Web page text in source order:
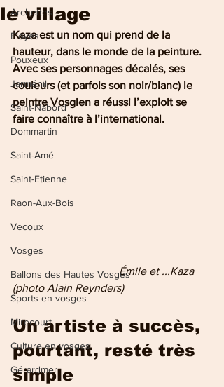
Archettes
Eloyes
Pouxeux
Jarménil
Saint-Nabord
Dommartin
Saint-Amé
Saint-Etienne
Raon-Aux-Bois
Vecoux
Vosges
Ballons des Hautes Vosges
Sports en vosges
Mirecourt
Culture en vosges
Gérardmer
le village
Kaza est un nom qui prend de la
hauteur, dans le monde de la peinture.
Avec ses personnages décalés, ses
couleurs (et parfois son noir/blanc) le
peintre Vosgien a réussi l’exploit se
faire connaître à l’international.
                        Émile et ...Kaza
(photo Alain Reynders)
Un artiste à succès,
pourtant, resté très
simple